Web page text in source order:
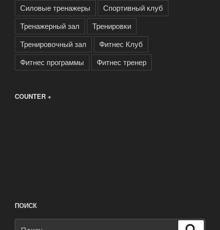
Силовые тренажеры
Спортивный клуб
Тренажерный зал
Тренировки
Тренировочный зал
Фитнес Клуб
Фитнес программы
Фитнес тренер
COUNTER +
ПОИСК